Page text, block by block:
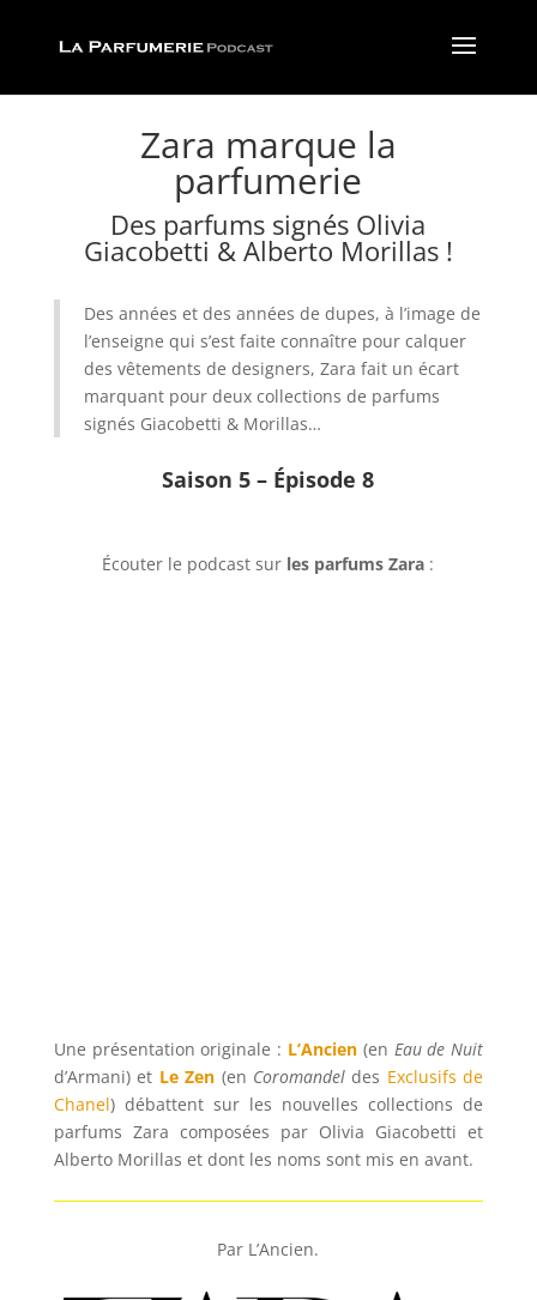
Zara marque la
parfumerie
Des parfums signés Olivia
Giacobetti & Alberto Morillas !
Des années et des années de dupes, à l’image de
l’enseigne qui s’est faite connaître pour calquer
des vêtements de designers, Zara fait un écart
marquant pour deux collections de parfums
signés Giacobetti & Morillas…
Saison 5 – Épisode 8
Écouter le podcast sur les parfums Zara :
Une présentation originale : L’Ancien (en Eau de Nuit
d’Armani) et Le Zen (en Coromandeldes Exclusifs de
Chanel) débattent sur les nouvelles collections de
parfums Zara composées par Olivia Giacobetti et
Alberto Morillas et dont les noms sont mis en avant.
Par L’Ancien.